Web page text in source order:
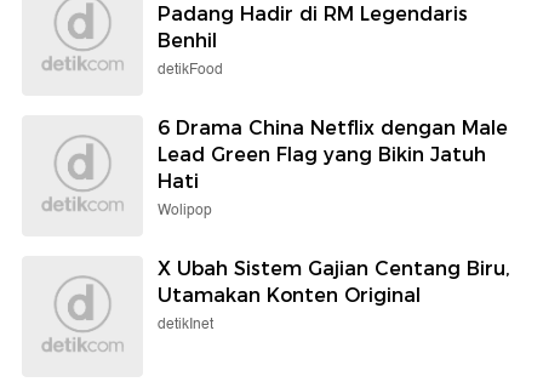
Padang Hadir di RM Legendaris
Benhil
detikFood
6 Drama China Netflix dengan Male
Lead Green Flag yang Bikin Jatuh
Hati
Wolipop
X Ubah Sistem Gajian Centang Biru,
Utamakan Konten Original
detikInet